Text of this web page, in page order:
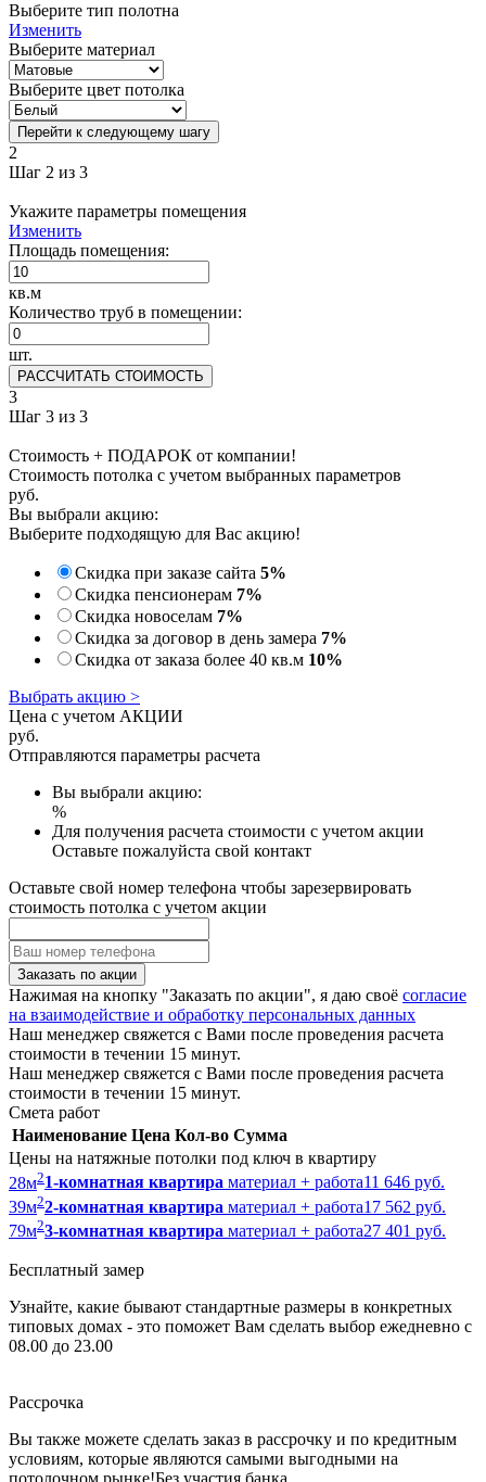
Выберите тип полотна
Изменить
Выберите материал
Выберите цвет потолка
Перейти к следующему шагу
2
Шаг 2 из 3
Укажите параметры помещения
Изменить
Площадь помещения:
кв.м
Количество труб в помещении:
шт.
РАССЧИТАТЬ СТОИМОСТЬ
3
Шаг 3 из 3
Стоимость + ПОДАРОК от компании!
Стоимость потолка с учетом выбранных параметров
руб.
Вы выбрали акцию:
Выберите подходящую для Вас акцию!
Скидка при заказе сайта 5%
Скидка пенсионерам 7%
Скидка новоселам 7%
Скидка за договор в день замера 7%
Скидка от заказа более 40 кв.м 10%
Выбрать акцию >
Цена с учетом АКЦИИ
руб.
Отправляются параметры расчета
Вы выбрали акцию:
%
Для получения расчета стоимости с учетом акции
Оставьте пожалуйста свой контакт
Оставьте свой номер телефона чтобы зарезервировать
стоимость потолка с учетом акции
Заказать по акции
Нажимая на кнопку "Заказать по акции", я даю своё согласие
на взаимодействие и обработку персональных данных
Наш менеджер свяжется с Вами после проведения расчета
стоимости в течении 15 минут.
Наш менеджер свяжется с Вами после проведения расчета
стоимости в течении 15 минут.
Смета работ
Наименование Цена Кол-во Сумма
Цены на натяжные потолки под ключ в квартиру
28м21-комнатная квартира материал + работа11 646 руб.
39м22-комнатная квартира материал + работа17 562 руб.
79м23-комнатная квартира материал + работа27 401 руб.
Бесплатный замер
Узнайте, какие бывают стандартные размеры в конкретных
типовых домах - это поможет Вам сделать выбор ежедневно с
08.00 до 23.00
Рассрочка
Вы также можете сделать заказ в рассрочку и по кредитным
условиям, которые являются самыми выгодными на